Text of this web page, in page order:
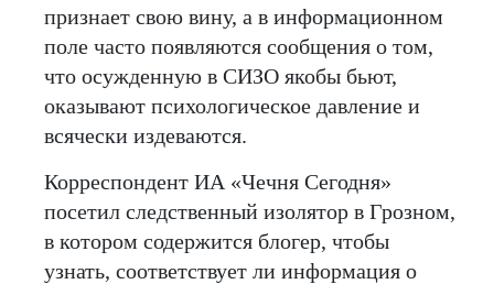
признает свою вину, а в информационном
поле часто появляются сообщения о том,
что осужденную в СИЗО якобы бьют,
оказывают психологическое давление и
всячески издеваются.
Корреспондент ИА «Чечня Сегодня»
посетил следственный изолятор в Грозном,
в котором содержится блогер, чтобы
узнать, соответствует ли информация о